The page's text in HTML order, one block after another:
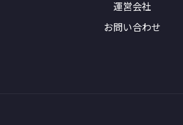
運営会社
お問い合わせ